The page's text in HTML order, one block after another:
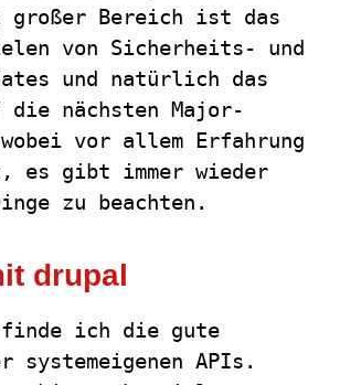
großer Bereich ist das
von Sicherheits- und
und natürlich das
die nächsten Major-
vor allem Erfahrung
gibt immer wieder
zu beachten.
drupal
ich die gute
systemeigenen APIs.